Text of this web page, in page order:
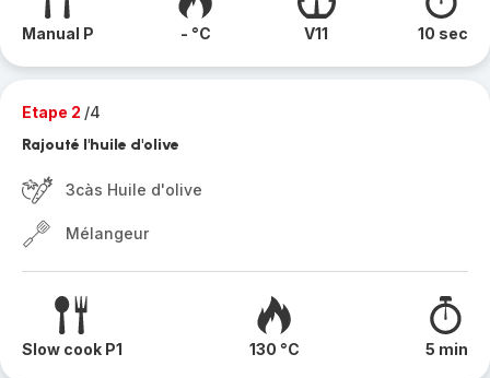
Manual P - °C V11 10 sec
Etape 2 /4
Rajouté l'huile d'olive
3càs Huile d'olive
Mélangeur
Slow cook P1 130 °C 5 min